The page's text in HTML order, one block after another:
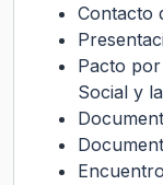
Contacto
Pacto
Social y